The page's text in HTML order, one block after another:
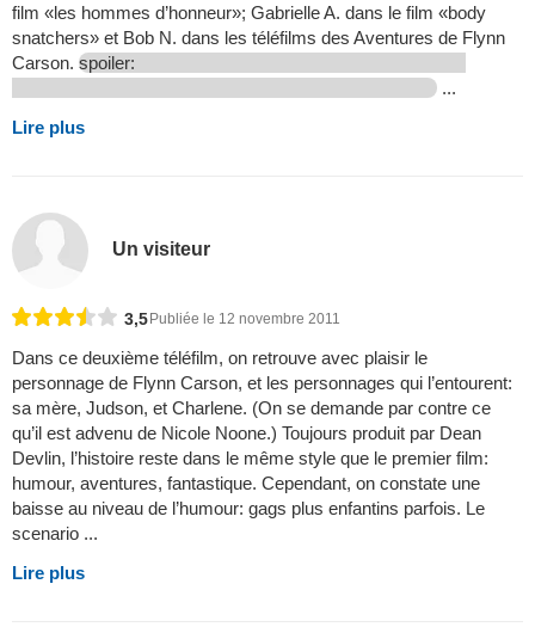
film «les hommes d’honneur»; Gabrielle A. dans le film «body
snatchers» et Bob N. dans les téléfilms des Aventures de Flynn
Carson. spoiler:
...
Lire plus
Un visiteur
3,5 Publiée le 12 novembre 2011
Dans ce deuxième téléfilm, on retrouve avec plaisir le
personnage de Flynn Carson, et les personnages qui l’entourent:
sa mère, Judson, et Charlene. (On se demande par contre ce
qu’il est advenu de Nicole Noone.) Toujours produit par Dean
Devlin, l’histoire reste dans le même style que le premier film:
humour, aventures, fantastique. Cependant, on constate une
baisse au niveau de l’humour: gags plus enfantins parfois. Le
scenario ...
Lire plus